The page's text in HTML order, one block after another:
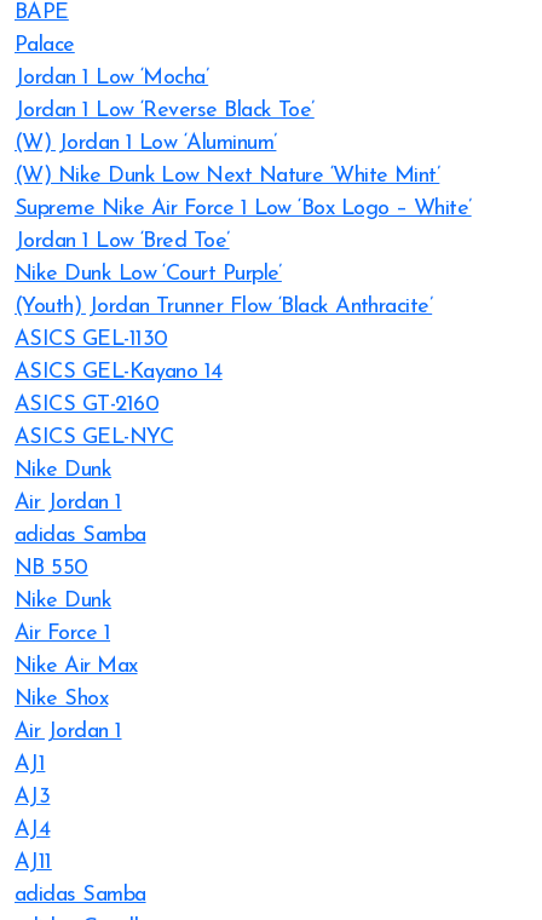
BAPE
Palace
Jordan 1 Low ‘Mocha’
Jordan 1 Low ‘Reverse Black Toe’
(W) Jordan 1 Low ‘Aluminum’
(W) Nike Dunk Low Next Nature ‘White Mint’
Supreme Nike Air Force 1 Low ‘Box Logo – White’
Jordan 1 Low ‘Bred Toe’
Nike Dunk Low ‘Court Purple’
(Youth) Jordan Trunner Flow ‘Black Anthracite’
ASICS GEL-1130
ASICS GEL-Kayano 14
ASICS GT-2160
ASICS GEL-NYC
Nike Dunk
Air Jordan 1
adidas Samba
NB 550
Nike Dunk
Air Force 1
Nike Air Max
Nike Shox
Air Jordan 1
AJ1
AJ3
AJ4
AJ11
adidas Samba